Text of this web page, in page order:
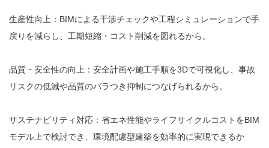
生産性向上：BIMによる干渉チェックや工程シミュレーションで手
戻りを減らし、工期短縮・コスト削減を図れるから。
品質・安全性の向上：安全計画や施工手順を3Dで可視化し、事故
リスクの低減や品質のバラつき抑制につなげられるから。
サステナビリティ対応：省エネ性能やライフサイクルコストをBIM
モデル上で検討でき、環境配慮型建築を効率的に実現できるか